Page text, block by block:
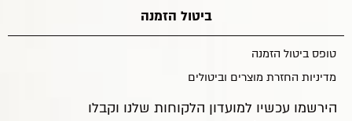
ביטול הזמנה
טופס ביטול הזמנה
מדיניות החזרת מוצרים וביטולים
הירשמו עכשיו למועדון הלקוחות שלנו וקבלו